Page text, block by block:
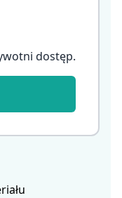
dostęp.